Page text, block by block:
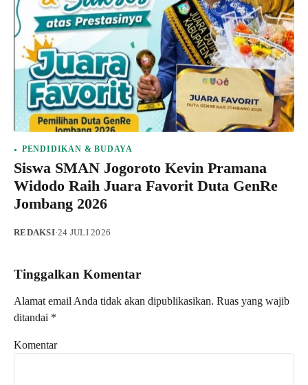
PENDIDIKAN & BUDAYA
Siswa SMAN Jogoroto Kevin Pramana
Widodo Raih Juara Favorit Duta GenRe
Jombang 2026
REDAKSI·24 JULI 2026
Tinggalkan Komentar
Alamat email Anda tidak akan dipublikasikan. Ruas yang wajib
ditandai *
Komentar